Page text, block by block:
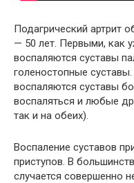
Подагрический артрит
— 50 лет. Первыми, как
воспаляются суставы
голеностопные
воспаляются суставы
воспаляться и любые
так и на обеих).
Воспаление суставов
приступов. В
случается совершенно